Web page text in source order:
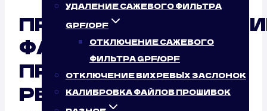
УДАЛЕНИЕ САЖЕВОГО ФИЛЬТРА
GPF/OPF
ОТКЛЮЧЕНИЕ САЖЕВОГО
ФИЛЬТРА GPF/OPF
ОТКЛЮЧЕНИЕ ВИХРЕВЫХ ЗАСЛОНОК
КАЛИБРОВКА ФАЙЛОВ ПРОШИВОК
ФАЙЛОВ
ПРОШИВОК
PEUGEOT 308 1.6